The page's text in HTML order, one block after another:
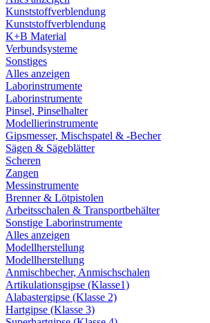
Kunststoffverblendung
Kunststoffverblendung
K+B Material
Verbundsysteme
Sonstiges
Alles anzeigen
Laborinstrumente
Laborinstrumente
Pinsel, Pinselhalter
Modellierinstrumente
Gipsmesser, Mischspatel & -Becher
Sägen & Sägeblätter
Scheren
Zangen
Messinstrumente
Brenner & Lötpistolen
Arbeitsschalen & Transportbehälter
Sonstige Laborinstrumente
Alles anzeigen
Modellherstellung
Modellherstellung
Anmischbecher, Anmischschalen
Artikulationsgipse (Klasse1)
Alabastergipse (Klasse 2)
Hartgipse (Klasse 3)